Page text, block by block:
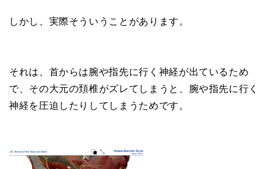
しかし、実際そういうことがあります。
それは、首からは腕や指先に行く神経が出ているため
で、その大元の頚椎がズレてしまうと、腕や指先に行く
神経を圧迫したりしてしまうためです。